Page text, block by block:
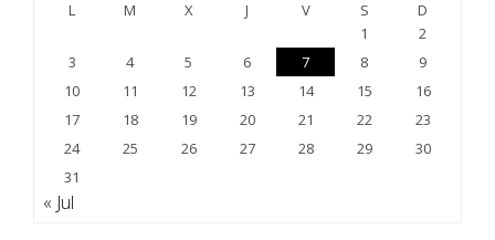
L M X J V S
D
1
2
3
4 5 6 7 8
9
10
11 12 13 14 15
16
17
18 19 20 21 22
23
24
25 26 27 28 29
30
31
« Jul